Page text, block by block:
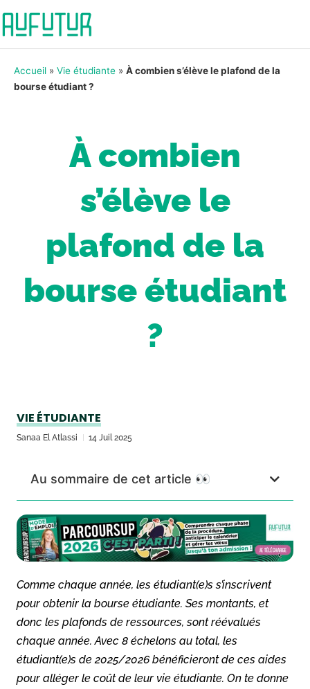
Accueil » Vie étudiante » À combien s’élève le plafond de la
bourse étudiant ?
À combien
s’élève le
plafond de la
bourse étudiant
?
VIE ÉTUDIANTE
Sanaa El Atlassi 14 Juil 2025
Au sommaire de cet article 👀
Comme chaque année, les étudiant(e)s s’inscrivent
pour obtenir la bourse étudiante. Ses montants, et
donc les plafonds de ressources, sont réévalués
chaque année. Avec 8 échelons au total, les
étudiant(e)s de 2025/2026 bénéficieront de ces aides
pour alléger le coût de leur vie étudiante. On te donne